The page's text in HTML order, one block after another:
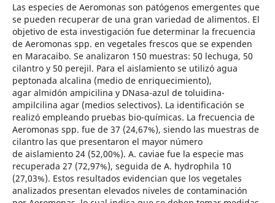
Las especies de Aeromonas son patógenos emergentes que
se pueden recuperar de una gran variedad de alimentos. El
objetivo de esta investigación fue determinar la frecuencia
de Aeromonas spp. en vegetales frescos que se expenden
en Maracaibo. Se analizaron 150 muestras: 50 lechuga, 50
cilantro y 50 perejil. Para el aislamiento se utilizó agua
peptonada alcalina (medio de enriquecimiento),
agar almidón ampicilina y DNasa-azul de toluidina-
ampilcilina agar (medios selectivos). La identificación se
realizó empleando pruebas bio-químicas. La frecuencia de
Aeromonas spp. fue de 37 (24,67%), siendo las muestras de
cilantro las que presentaron el mayor número
de aislamiento 24 (52,00%). A. caviae fue la especie mas
recuperada 27 (72,97%), seguida de A. hydrophila 10
(27,03%). Estos resultados evidencian que los vegetales
analizados presentan elevados niveles de contaminación